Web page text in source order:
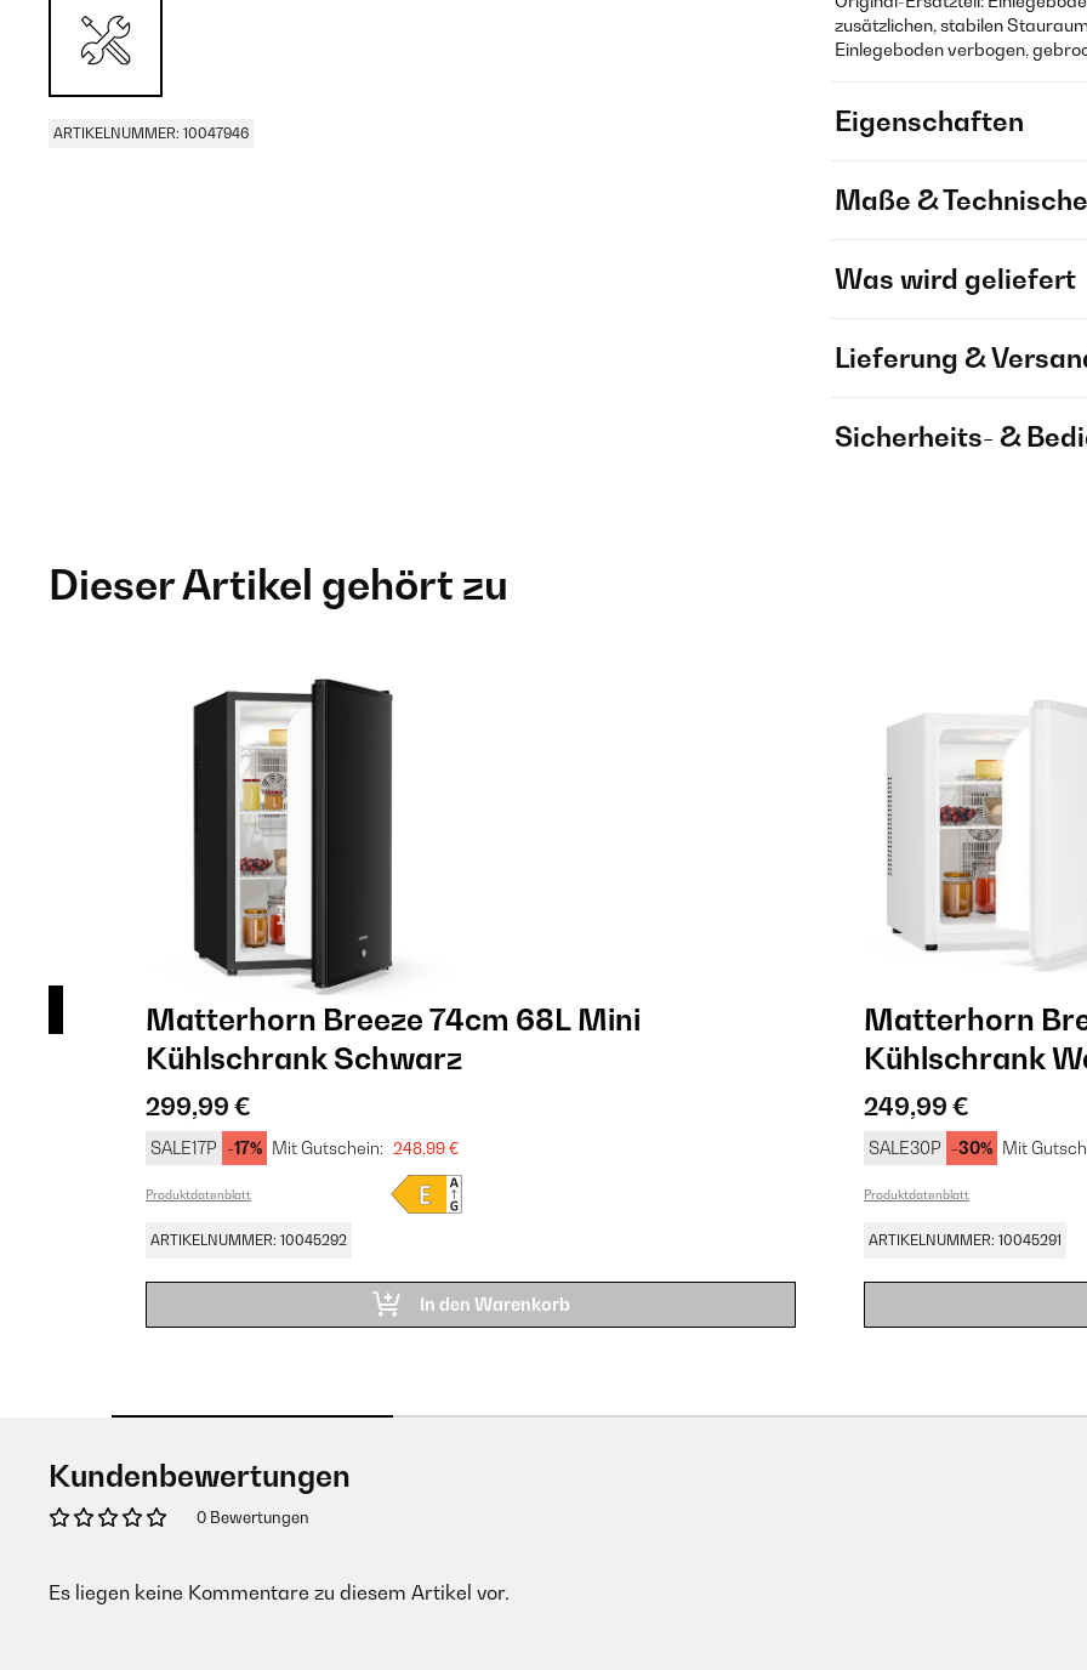
ARTIKELNUMMER: 10047946
zusätzlichen, stabilen
Einlegeboden verbogen,
Eigenschaften
Maße &
Was wird geliefert
Lieferung &
Sicherheits- &
Dieser Artikel gehört zu
Matterhorn Breeze 74cm 68L Mini
Kühlschrank​ Schwarz
299,99 €
SALE17P -17% Mit Gutschein: 248,99 €
Produktdatenblatt
ARTIKELNUMMER: 10045292
In den Warenkorb
Matterhorn
Kühlschrank​
249,99 €
SALE30P -30% Mit
Produktdatenblatt
ARTIKELNUMMER: 10045291
Kundenbewertungen
0 Bewertungen
Es liegen keine Kommentare zu diesem Artikel vor.